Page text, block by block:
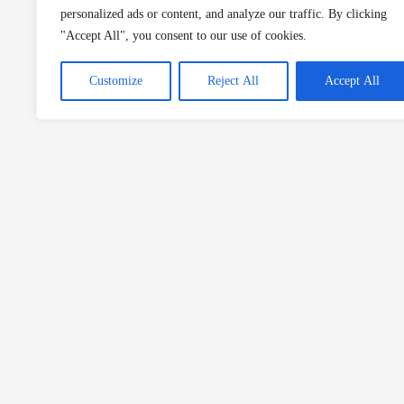
personalized ads or content, and analyze our traffic. By clicking
"Accept All", you consent to our use of cookies.
Customize Reject All Accept All